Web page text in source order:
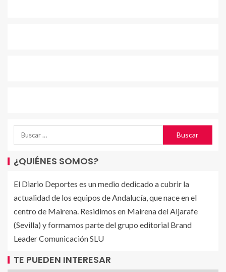
¿QUIÉNES SOMOS?
El Diario Deportes es un medio dedicado a cubrir la
actualidad de los equipos de Andalucía, que nace en el
centro de Mairena. Residimos en Mairena del Aljarafe
(Sevilla) y formamos parte del grupo editorial Brand
Leader Comunicación SLU
TE PUEDEN INTERESAR